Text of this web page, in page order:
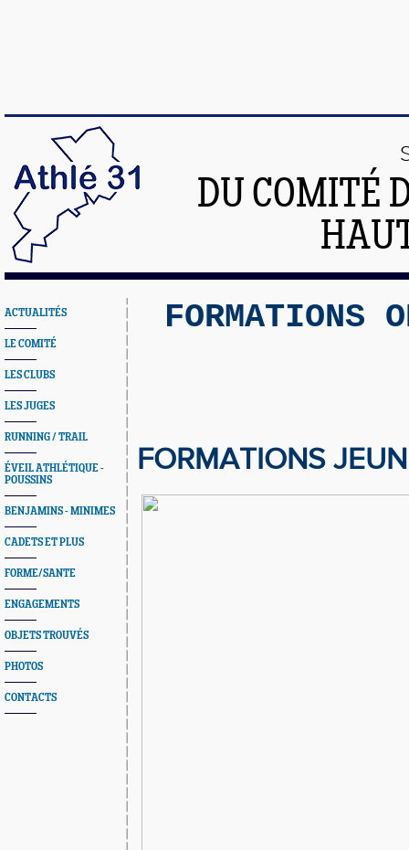
DU COMITÉ
ACTUALITÉS
LE COMITÉ
LES CLUBS
LES JUGES
RUNNING / TRAIL
ÉVEIL ATHLÉTIQUE -
POUSSINS
BENJAMINS - MINIMES
CADETS ET PLUS
FORME/SANTE
ENGAGEMENTS
OBJETS TROUVÉS
PHOTOS
CONTACTS
FORMATIONS
FORMATIONS